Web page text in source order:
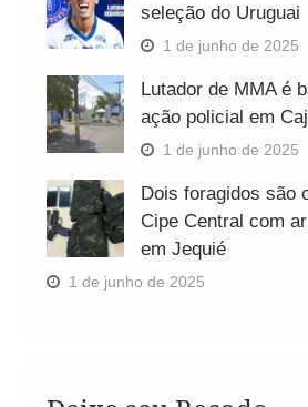
seleção do Uruguai
1 de junho de 2025
Lutador de MMA é
ação policial em
1 de junho de 2025
Dois foragidos são
Cipe Central com
em Jequié
1 de junho de 2025